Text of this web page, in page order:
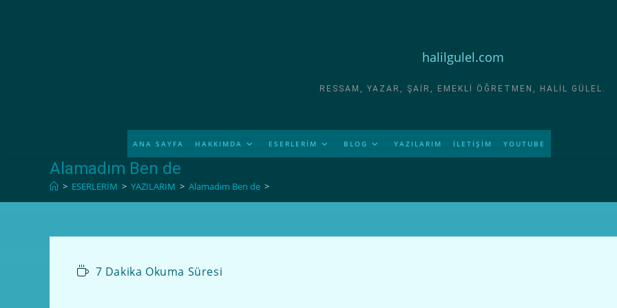
halilgulel.com
RESSAM, YAZAR, ŞAIR, EMEKLI ÖĞRETMEN, HALIL GÜLEL.
ANA SAYFA HAKKIMDA ESERLERİM BLOG YAZILARIM İLETİŞİM YOUTUBE
Alamadım Ben de
> ESERLERİM > YAZILARIM > Alamadım Ben de >
7 Dakika Okuma Süresi